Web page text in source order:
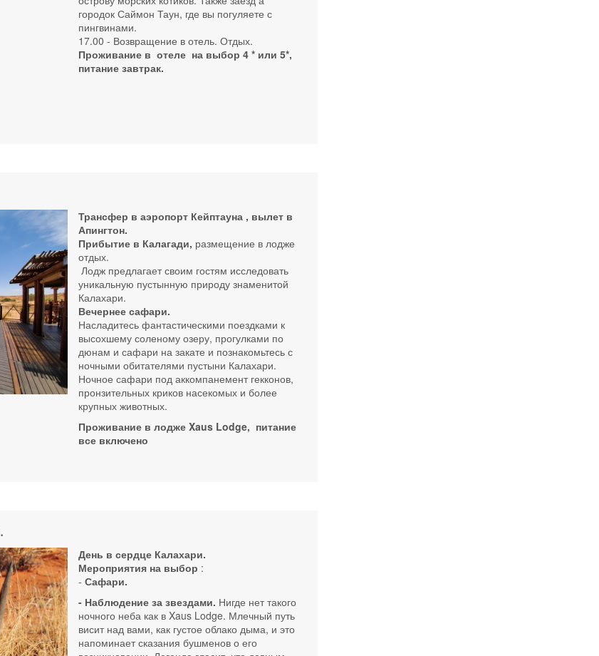
городок Саймон Таун, где вы погуляете с
пингвинами.
17.00 - Возвращение в отель. Отдых.
Проживание в отеле на выбор 4 * или 5*,
питание завтрак.
Трансфер в аэропорт Кейптауна , вылет в
Апингтон.
Прибытие в Калагади, размещение в лодже
отдых.
Лодж предлагает своим гостям исследовать
уникальную пустынную природу знаменитой
Калахари.
Вечернее сафари.
Насладитесь фантастическими поездками к
высохшему соленому озеру, прогулками по
дюнам и сафари на закате и познакомьтесь с
ночными обитателями пустыни Калахари.
Ночное сафари под аккомпанемент гекконов,
пронзительных криков насекомых и более
крупных животных.
Проживание в лодже Xaus Lodge, питание
все включено
День в сердце Калахари.
Мероприятия на выбор :
- Сафари.
- Наблюдение за звездами. Нигде нет такого
ночного неба как в Xaus Lodge. Млечный путь
висит над вами, как густое облако дыма, и это
напоминает сказания бушменов о его